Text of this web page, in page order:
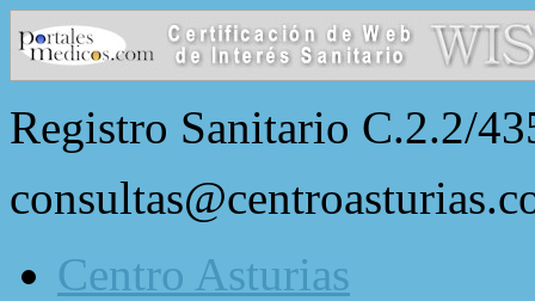
Registro Sanitario C.2.2/
Centro Asturias